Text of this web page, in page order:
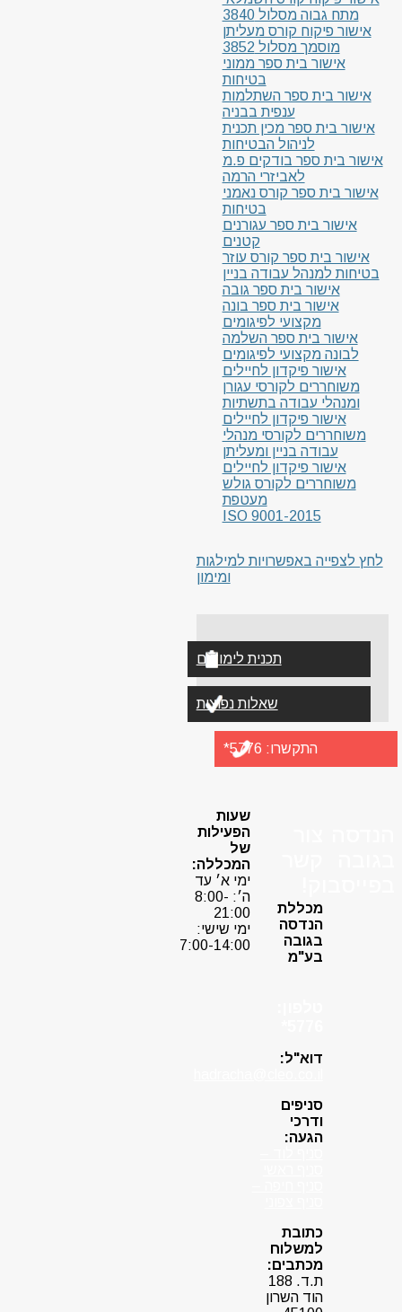
מתח גבוה מסלול 3840
אישור פיקוח קורס מעליתן
מוסמך מסלול 3852
אישור בית ספר ממוני
בטיחות
אישור בית ספר השתלמות
ענפית בבניה
אישור בית ספר מכין תכנית
לניהול הבטיחות
אישור בית ספר בודקים פ.מ
לאביזרי הרמה
אישור בית ספר קורס נאמני
בטיחות
אישור בית ספר עגורנים
קטנים
אישור בית ספר קורס עוזר
בטיחות למנהל עבודה בניין
אישור בית ספר גובה
אישור בית ספר בונה
מקצועי לפיגומים
אישור בית ספר השלמה
לבונה מקצועי לפיגומים
אישור פיקדון לחיילים
משוחררים לקורסי עגורן
ומנהלי עבודה בתשתיות
אישור פיקדון לחיילים
משוחררים לקורסי מנהלי
עבודה בניין ומעליתן
אישור פיקדון לחיילים
משוחררים לקורס גולש
מעטפת
ISO 9001-2015
לחץ לצפייה באפשרויות למילגות
ומימון
תכנית לימודים
שאלות נפוצות
התקשרו: 5776*
מכללת
הנדסה
בגובה
בע"מ
דוא"ל:
סניפים
ודרכי
הגעה:
כתובת
למשלוח
מכתבים:
ת.ד. 188
הוד השרון
שעות
הפעילות
של
המכללה:
ימי א׳ עד
ה׳: 8:00-
21:00
ימי שישי:
7:00-14:00